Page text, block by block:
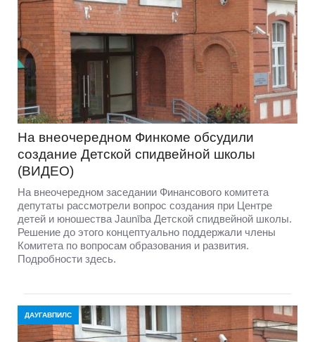
На внеочередном Финкоме обсудили
создание Детской спидвейной школы
(ВИДЕО)
На внеочередном заседании Финансового комитета
депутаты рассмотрели вопрос создания при Центре
детей и юношества Jaunība Детской спидвейной школы.
Решение до этого концептуально поддержали члены
Комитета по вопросам образования и развития.
Подробности здесь.
ДАУГАВПИЛС